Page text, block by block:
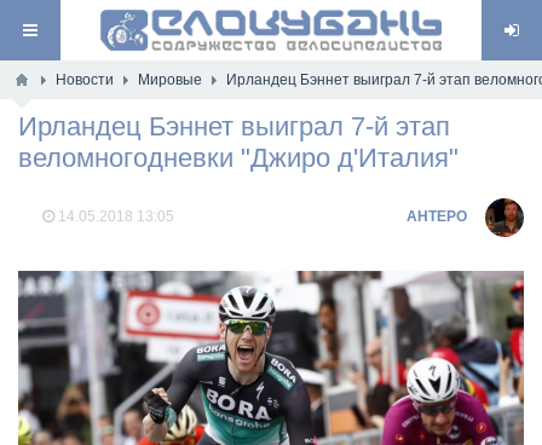
Новости Мировые Ирландец Бэннет выиграл 7-й этап
Ирландец Бэннет выиграл 7-й этап
веломногодневки "Джиро д'Италия"
14.05.2018 13:05 AHTEPO